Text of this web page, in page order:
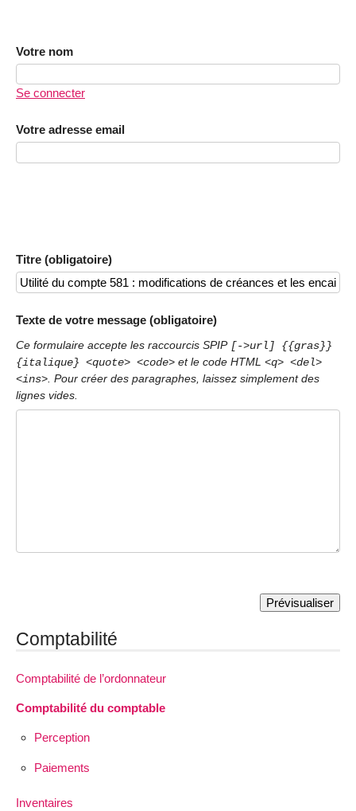
Votre nom
Se connecter
Votre adresse email
Titre (obligatoire)
Texte de votre message (obligatoire)
Ce formulaire accepte les raccourcis SPIP [->url] {{gras}}
{italique} <quote> <code> et le code HTML <q> <del>
<ins>. Pour créer des paragraphes, laissez simplement des
lignes vides.
Comptabilité
Comptabilité de l’ordonnateur
Comptabilité du comptable
Perception
Paiements
Inventaires